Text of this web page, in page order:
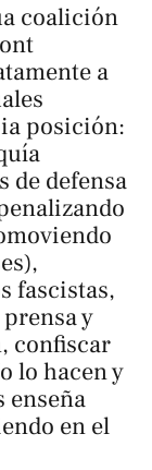
coalición
a
posición:
de defensa
fascistas,
y
confiscar
lo hacen y
enseña
en el